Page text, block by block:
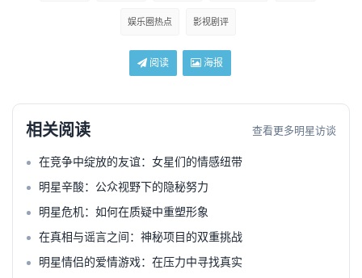
娱乐圈热点 影视剧评
阅读 海报
相关阅读 查看更多明星访谈
在竞争中绽放的友谊：女星们的情感纽带
明星辛酸：公众视野下的隐秘努力
明星危机：如何在质疑中重塑形象
在真相与谣言之间：神秘项目的双重挑战
明星情侣的爱情游戏：在压力中寻找真实